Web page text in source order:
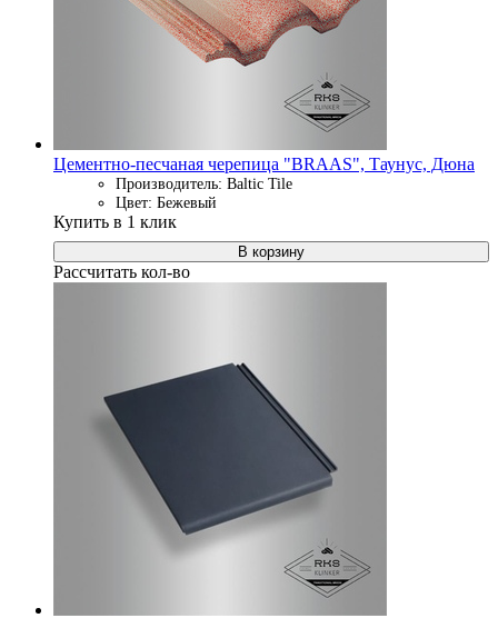
Цементно-песчаная черепица "BRAAS", Таунус, Дюна
Производитель: Baltic Tile
Цвет: Бежевый
Купить в 1 клик
В корзину
Рассчитать кол-во